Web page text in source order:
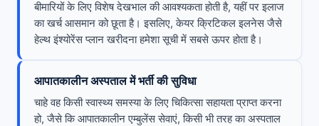
बीमारियों के लिए विशेष देखभाल की आवश्यकता होती है, यहीं पर इलाज
का खर्च आसमान को छूता है। इसलिए, केयर क्रिटिकल इलनेस जैसे
हेल्थ इंश्योरेंस प्लान खरीदना हमेशा सूची में सबसे ऊपर होता है।
आपातकालीन अस्पताल में भर्ती की सुविधा
चाहे वह किसी स्वास्थ्य समस्या के लिए चिकित्सा सहायता प्राप्त करना
हो, जैसे कि आपातकालीन एम्बुलेंस सेवाएं, किसी भी तरह का अस्पताल